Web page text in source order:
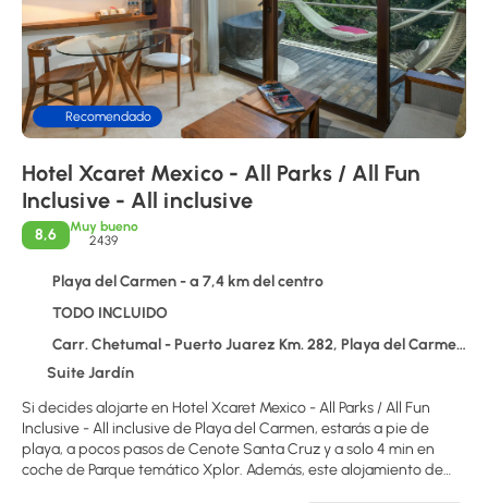
Recomendado
Hotel Xcaret Mexico - All Parks / All Fun
Inclusive - All inclusive
8,6
Muy bueno
2439
Playa del Carmen - a 7,4 km del centro
TODO INCLUIDO
Carr. Chetumal - Puerto Juarez Km. 282, Playa del Carmen 77710
Suite Jardín
Si decides alojarte en Hotel Xcaret Mexico - All Parks / All Fun
Inclusive - All inclusive de Playa del Carmen, estarás a pie de
playa, a pocos pasos de Cenote Santa Cruz y a solo 4 min en
coche de Parque temático Xplor. Además, este alojamiento de